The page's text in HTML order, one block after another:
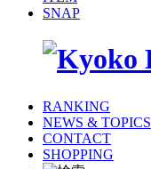
SNAP
RANKING
NEWS & TOPICS
CONTACT
SHOPPING